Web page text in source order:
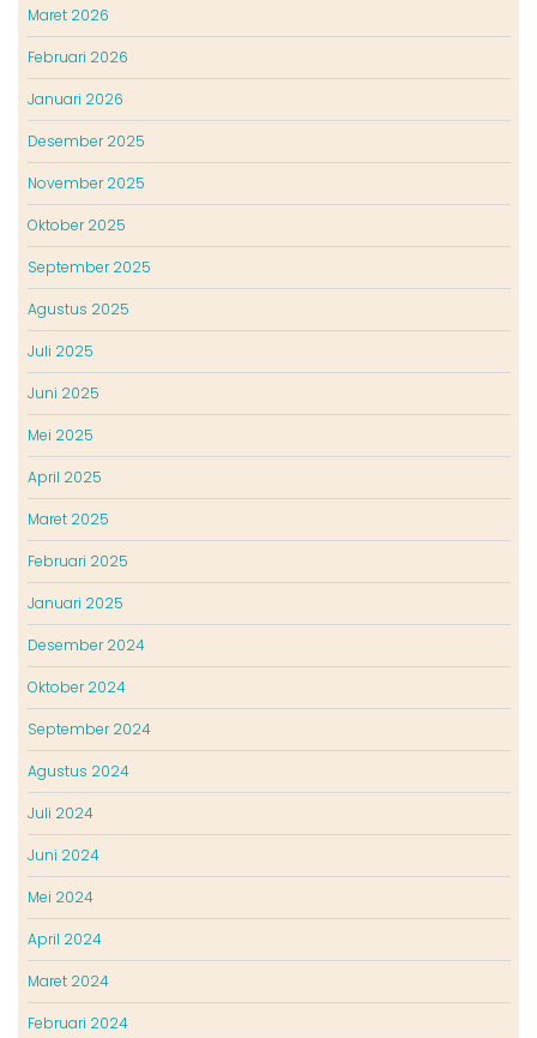
Maret 2026
Februari 2026
Januari 2026
Desember 2025
November 2025
Oktober 2025
September 2025
Agustus 2025
Juli 2025
Juni 2025
Mei 2025
April 2025
Maret 2025
Februari 2025
Januari 2025
Desember 2024
Oktober 2024
September 2024
Agustus 2024
Juli 2024
Juni 2024
Mei 2024
April 2024
Maret 2024
Februari 2024